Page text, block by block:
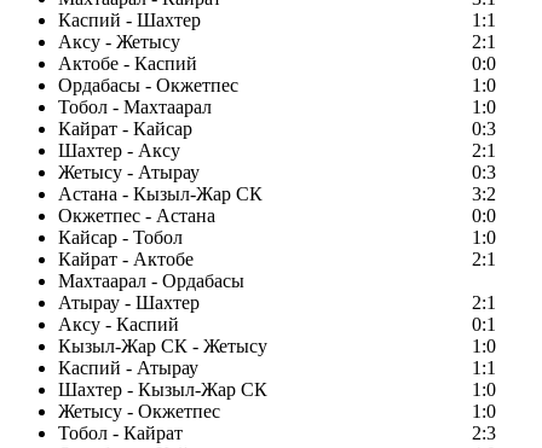
Каспий - Шахтер
1:1
Аксу - Жетысу
2:1
Актобе - Каспий
0:0
Ордабасы - Окжетпес
1:0
Тобол - Махтаарал
1:0
Кайрат - Кайсар
0:3
Шахтер - Аксу
2:1
Жетысу - Атырау
0:3
Астана - Кызыл-Жар СК
3:2
Окжетпес - Астана
0:0
Кайсар - Тобол
1:0
Кайрат - Актобе
2:1
Махтаарал - Ордабасы
Атырау - Шахтер
2:1
Аксу - Каспий
0:1
Кызыл-Жар СК - Жетысу
1:0
Каспий - Атырау
1:1
Шахтер - Кызыл-Жар СК
1:0
Жетысу - Окжетпес
1:0
Тобол - Кайрат
2:3